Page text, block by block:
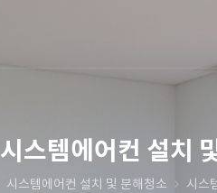
시스템에어컨 설치
시스템에어컨 설치 및 분해청소 시스